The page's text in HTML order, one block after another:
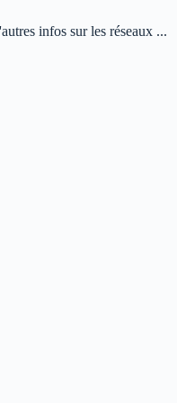
infos sur les réseaux ...